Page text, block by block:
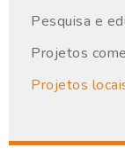
Pesquisa e
Projetos
Projetos